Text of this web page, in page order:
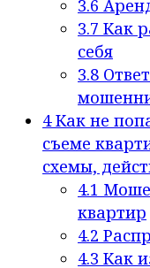
3.6
3.7 Как
себя
3.8
4Как не
съеме
схемы,
4.1
квартир
4.2
4.3 Как